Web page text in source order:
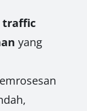
traffic
yang